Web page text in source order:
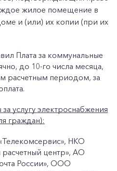
жилое помещение в
и (или) их копии (при их
Плата за коммунальные
до 10-го числа месяца,
расчетным периодом, за
услугу электроснабжения
граждан):
НКО
центр», АО
России», ООО